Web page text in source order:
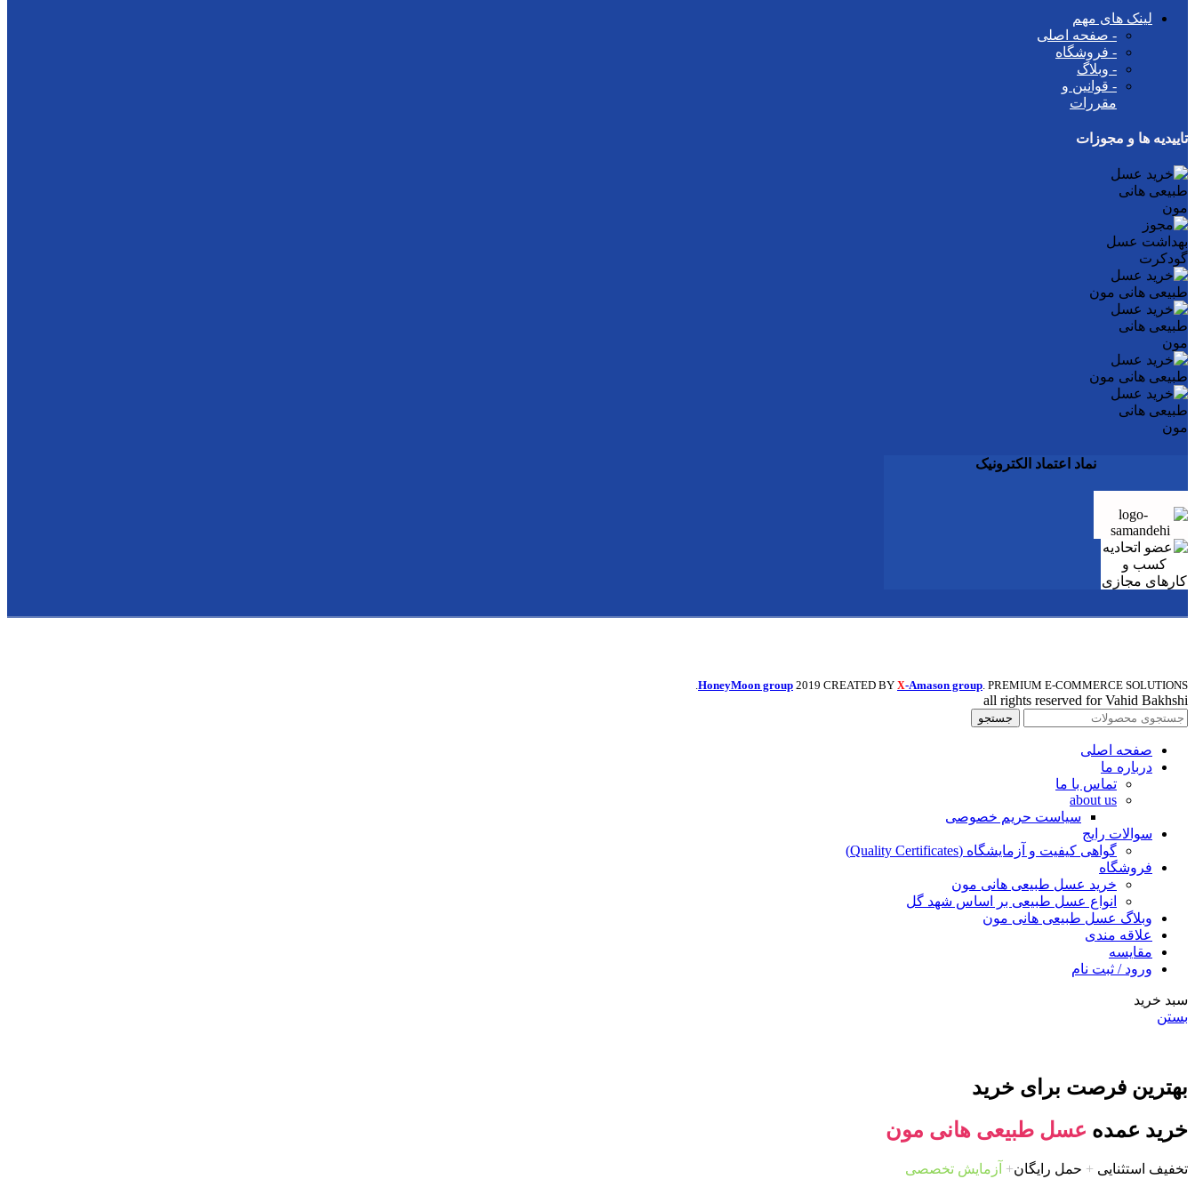
لینک های مهم
- صفحه اصلی
- فروشگاه
- وبلاگ
- قوانین و
مقررات
تاییدیه ها و مجوزات
نماد اعتماد الکترونیک
HoneyMoon group 2019 CREATED BY X-Amason group . PREMIUM E-COMMERCE SOLUTIONS.
all rights reserved for Vahid Bakhshi
جستجو
صفحه اصلی
درباره ما
تماس با ما
about us
سیاست حریم خصوصی
سوالات رایج
گواهی کیفیت و آزمایشگاه (Quality Certificates)
فروشگاه
خرید عسل طبیعی هانی مون
انواع عسل طبیعی بر اساس شهد گل
وبلاگ عسل طبیعی هانی مون
علاقه مندی
مقایسه
ورود / ثبت نام
سبد خرید
بستن
بهترین فرصت برای خرید
خرید عمده عسل طبیعی هانی مون
تخفیف استثنایی + حمل رایگان+ آزمایش تخصصی